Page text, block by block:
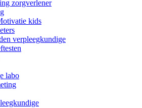
zorgverlener
kids
verpleegkundige
labo